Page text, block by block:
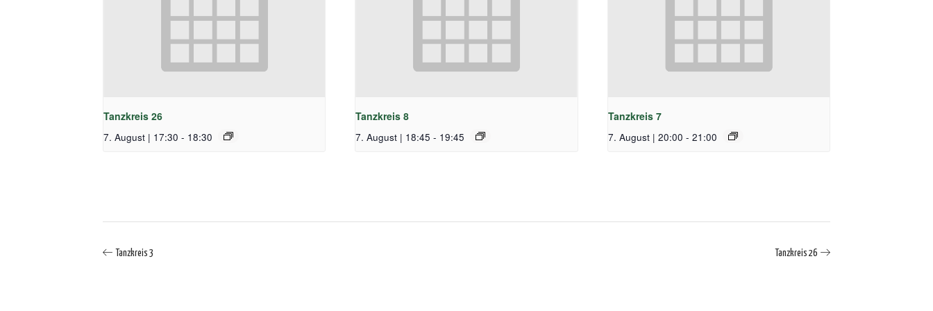
Tanzkreis 26
7. August | 17:30 - 18:30
Tanzkreis 8
7. August | 18:45 - 19:45
Tanzkreis 7
7. August | 20:00 - 21:00
Tanzkreis 3 Tanzkreis 26